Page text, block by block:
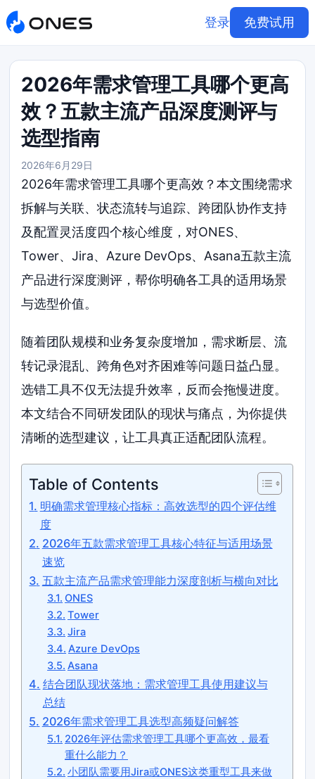
登录 免费试用
2026年需求管理工具哪个更高
效？五款主流产品深度测评与
选型指南
2026年6月29日
2026年需求管理工具哪个更高效？本文围绕需求
拆解与关联、状态流转与追踪、跨团队协作支持
及配置灵活度四个核心维度，对ONES、
Tower、Jira、Azure DevOps、Asana五款主流
产品进行深度测评，帮你明确各工具的适用场景
与选型价值。
随着团队规模和业务复杂度增加，需求断层、流
转记录混乱、跨角色对齐困难等问题日益凸显。
选错工具不仅无法提升效率，反而会拖慢进度。
本文结合不同研发团队的现状与痛点，为你提供
清晰的选型建议，让工具真正适配团队流程。
Table of Contents
明确需求管理核心指标：高效选型的四个评估维
度
2026年五款需求管理工具核心特征与适用场景
速览
五款主流产品需求管理能力深度剖析与横向对比
ONES
Tower
Jira
Azure DevOps
Asana
结合团队现状落地：需求管理工具使用建议与
总结
2026年需求管理工具选型高频疑问解答
2026年评估需求管理工具哪个更高效，最看
重什么能力？
小团队需要用Jira或ONES这类重型工具来做